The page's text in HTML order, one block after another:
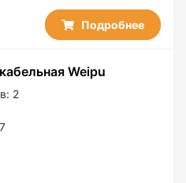
Подробнее
Weipu
2